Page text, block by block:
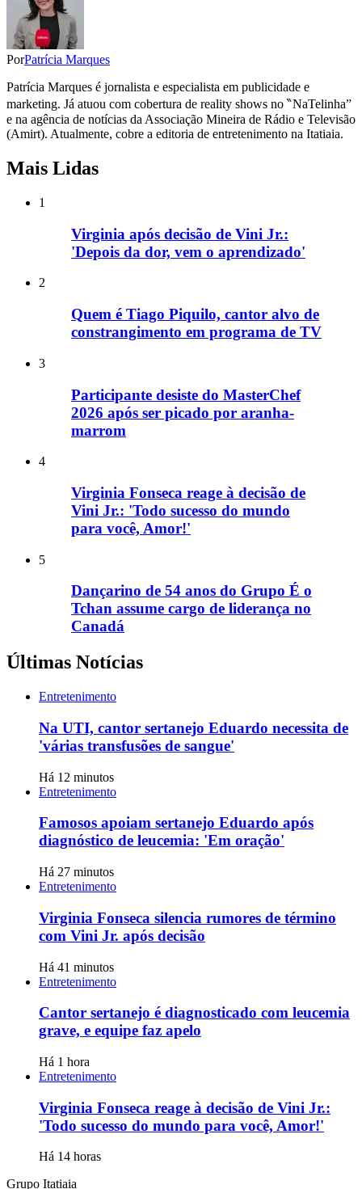
PorPatrícia Marques
Patrícia Marques é jornalista e especialista em publicidade e
marketing. Já atuou com cobertura de reality shows no ‶NaTelinha”
e na agência de notícias da Associação Mineira de Rádio e Televisão
(Amirt). Atualmente, cobre a editoria de entretenimento na Itatiaia.
Mais Lidas
1
Virginia após decisão de Vini Jr.:
'Depois da dor, vem o aprendizado'
2
Quem é Tiago Piquilo, cantor alvo de
constrangimento em programa de TV
3
Participante desiste do MasterChef
2026 após ser picado por aranha-
marrom
4
Virginia Fonseca reage à decisão de
Vini Jr.: 'Todo sucesso do mundo
para você, Amor!'
5
Dançarino de 54 anos do Grupo É o
Tchan assume cargo de liderança no
Canadá
Últimas Notícias
Entretenimento
Na UTI, cantor sertanejo Eduardo necessita de
'várias transfusões de sangue'
Há 12 minutos
Entretenimento
Famosos apoiam sertanejo Eduardo após
diagnóstico de leucemia: 'Em oração'
Há 27 minutos
Entretenimento
Virginia Fonseca silencia rumores de término
com Vini Jr. após decisão
Há 41 minutos
Entretenimento
Cantor sertanejo é diagnosticado com leucemia
grave, e equipe faz apelo
Há 1 hora
Entretenimento
Virginia Fonseca reage à decisão de Vini Jr.:
'Todo sucesso do mundo para você, Amor!'
Há 14 horas
Grupo Itatiaia